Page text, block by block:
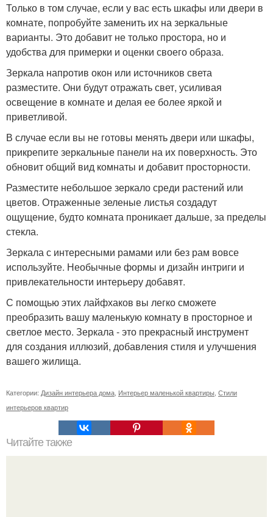
Только в том случае, если у вас есть шкафы или двери в
комнате, попробуйте заменить их на зеркальные
варианты. Это добавит не только простора, но и
удобства для примерки и оценки своего образа.
Зеркала напротив окон или источников света
разместите. Они будут отражать свет, усиливая
освещение в комнате и делая ее более яркой и
приветливой.
В случае если вы не готовы менять двери или шкафы,
прикрепите зеркальные панели на их поверхность. Это
обновит общий вид комнаты и добавит просторности.
Разместите небольшое зеркало среди растений или
цветов. Отраженные зеленые листья создадут
ощущение, будто комната проникает дальше, за пределы
стекла.
Зеркала с интересными рамами или без рам вовсе
используйте. Необычные формы и дизайн интриги и
привлекательности интерьеру добавят.
С помощью этих лайфхаков вы легко сможете
преобразить вашу маленькую комнату в просторное и
светлое место. Зеркала - это прекрасный инструмент
для создания иллюзий, добавления стиля и улучшения
вашего жилища.
Категории: Дизайн интерьера дома Интерьер маленькой квартиры Стили
интерьеров квартир
Читайте также